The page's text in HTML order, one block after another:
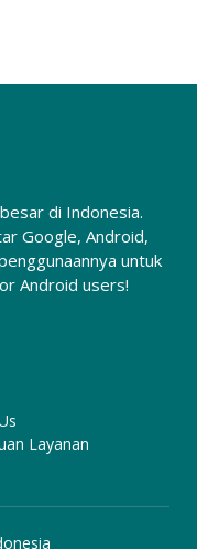
di Indonesia.
Google, Android,
untuk
Android users!
Layanan